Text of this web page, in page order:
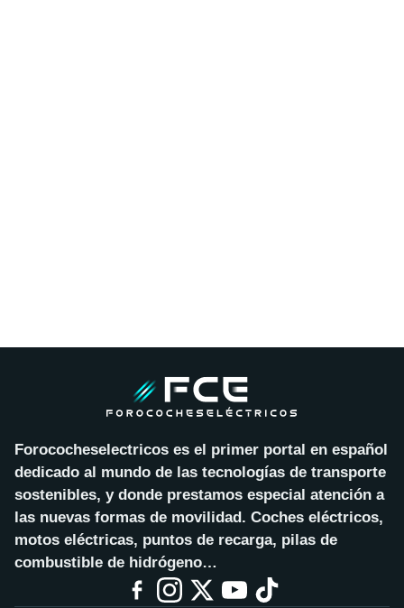
Forococheselectricos es el primer portal en español
dedicado al mundo de las tecnologías de transporte
sostenibles, y donde prestamos especial atención a
las nuevas formas de movilidad. Coches eléctricos,
motos eléctricas, puntos de recarga, pilas de
combustible de hidrógeno…